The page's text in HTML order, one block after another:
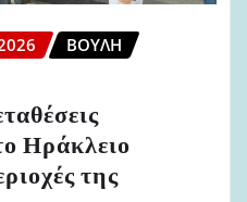
ΒΟΥΛΉ
Ηράκλειο
της